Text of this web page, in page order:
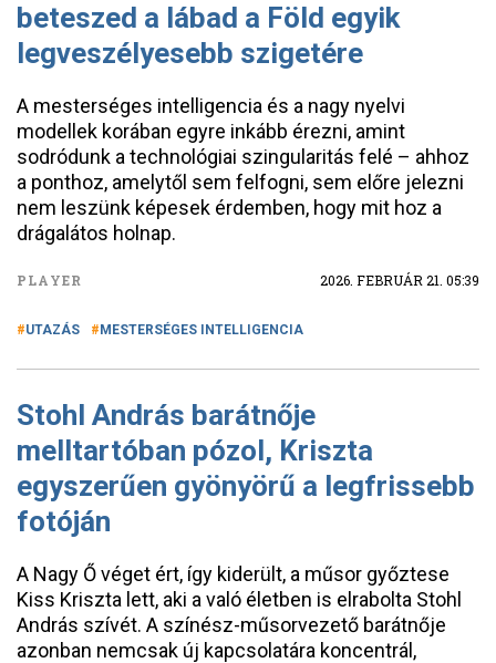
beteszed a lábad a Föld egyik
legveszélyesebb szigetére
A mesterséges intelligencia és a nagy nyelvi
modellek korában egyre inkább érezni, amint
sodródunk a technológiai szingularitás felé – ahhoz
a ponthoz, amelytől sem felfogni, sem előre jelezni
nem leszünk képesek érdemben, hogy mit hoz a
drágalátos holnap.
PLAYER 2026. FEBRUÁR 21. 05:39
UTAZÁS MESTERSÉGES INTELLIGENCIA
Stohl András barátnője
melltartóban pózol, Kriszta
egyszerűen gyönyörű a legfrissebb
fotóján
A Nagy Ő véget ért, így kiderült, a műsor győztese
Kiss Kriszta lett, aki a való életben is elrabolta Stohl
András szívét. A színész-műsorvezető barátnője
azonban nemcsak új kapcsolatára koncentrál,